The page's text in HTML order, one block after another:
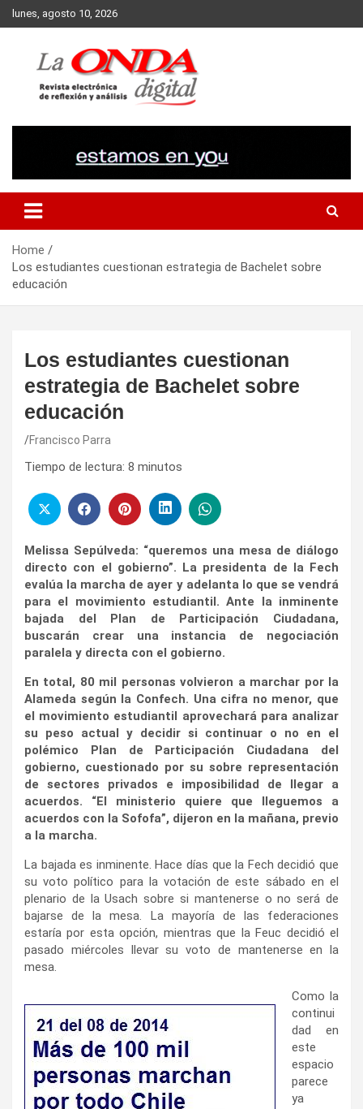
Skip
to
lunes, agosto 10, 2026
Home
Los estudiantes cuestionan estrategia de Bachelet sobre
educación
Los estudiantes cuestionan
estrategia de Bachelet sobre
educación
Francisco Parra
Tiempo de lectura: 8 minutos
Melissa Sepúlveda: “queremos una mesa de diálogo
directo con el gobierno”. La presidenta de la Fech
evalúa la marcha de ayer y adelanta lo que se vendrá
para el movimiento estudiantil. Ante la inminente
bajada del Plan de Participación Ciudadana,
buscarán crear una instancia de negociación
paralela y directa con el gobierno.
En total, 80 mil personas volvieron a marchar por la
Alameda según la Confech. Una cifra no menor, que
el movimiento estudiantil aprovechará para analizar
su peso actual y decidir si continuar o no en el
polémico Plan de Participación Ciudadana del
gobierno, cuestionado por su sobre representación
de sectores privados e imposibilidad de llegar a
acuerdos. “El ministerio quiere que lleguemos a
acuerdos con la Sofofa”, dijeron en la mañana, previo
a la marcha.
La bajada es inminente. Hace días que la Fech decidió que
su voto político para la votación de este sábado en el
plenario de la Usach sobre si mantenerse o no será de
bajarse de la mesa. La mayoría de las federaciones
estaría por esta opción, mientras que la Feuc decidió el
pasado miércoles llevar su voto de mantenerse en la
mesa.
Como la
continui
dad en
este
espacio
parece
ya